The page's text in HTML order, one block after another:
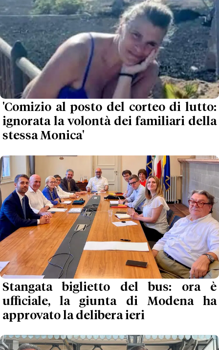
'Comizio al posto del corteo di lutto:
ignorata la volontà dei familiari della
stessa Monica'
Stangata biglietto del bus: ora è
ufficiale, la giunta di Modena ha
approvato la delibera ieri